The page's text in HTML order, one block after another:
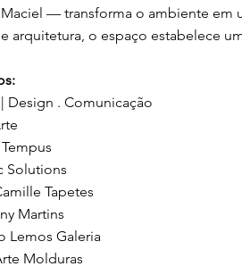
— transforma o ambiente em
arquitetura, o espaço estabelece
Design . Comunicação
Solutions
Tapetes
Martins
Lemos Galeria
Molduras